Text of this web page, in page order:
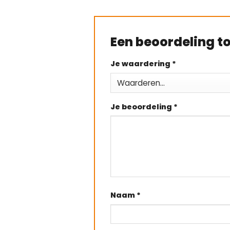
Een beoordeling
Je waardering *
Je beoordeling *
Naam *